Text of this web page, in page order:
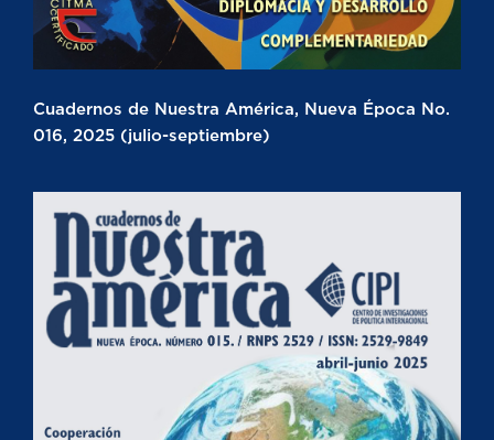
Cuadernos de Nuestra América, Nueva Época No.
016, 2025 (julio-septiembre)